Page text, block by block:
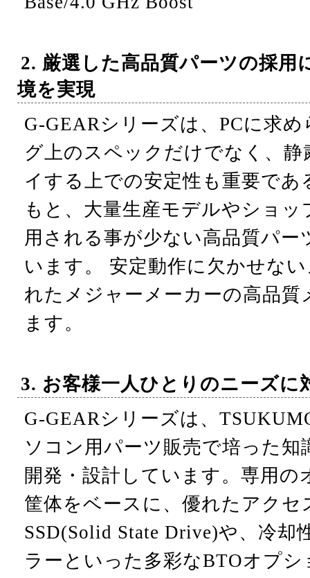
2. 厳選した高品質パーツの採用
境を実現
G-GEARシリーズは、PCに求
グ上のスペックだけでなく、
イする上での安定性も重要で
もと、大量生産モデルやショッ
用される事が少ない高品質パー
います。 安定動作に欠かせな
れたメジャーメーカーの高品質
ます。
3. お客様一人ひとりのニーズに
G-GEARシリーズは、
ソコン用パーツ販売で培った
開発・設計しています。専用
筐体をベースに、優れたアクセ
SSD(Solid State Drive)や、冷却
ラーといった多彩なBTOオプ